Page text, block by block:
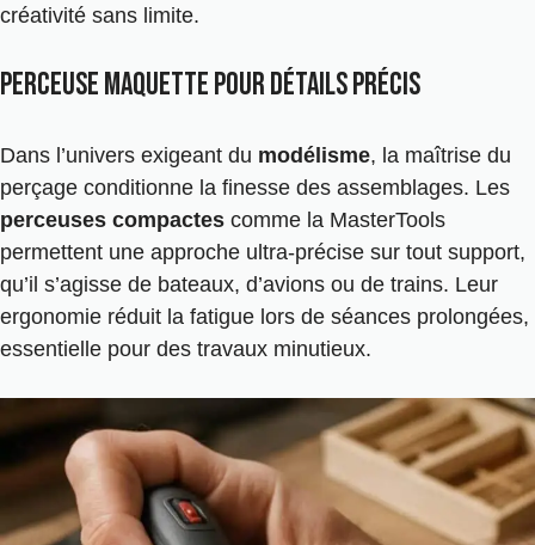
créativité sans limite.
perceuse maquette pour détails précis
Dans l’univers exigeant du modélisme, la maîtrise du
perçage conditionne la finesse des assemblages. Les
perceuses compactes comme la MasterTools
permettent une approche ultra-précise sur tout support,
qu’il s’agisse de bateaux, d’avions ou de trains. Leur
ergonomie réduit la fatigue lors de séances prolongées,
essentielle pour des travaux minutieux.